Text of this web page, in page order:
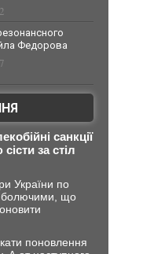
Федорова
санкції
за стіл
України по
болючими, що
поновлення